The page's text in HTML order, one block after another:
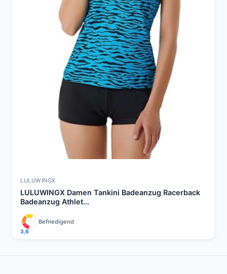
LULUWINGX
LULUWINGX Damen Tankini Badeanzug Racerback
Badeanzug Athlet...
3,6
Befriedigend